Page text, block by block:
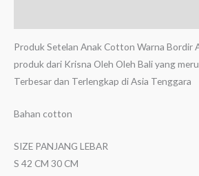
Produk Setelan Anak Cotton Warna Bordir
produk dari Krisna Oleh Oleh Bali yang
Terbesar dan Terlengkap di Asia Tenggara
Bahan cotton
SIZE PANJANG LEBAR
S 42 CM 30 CM